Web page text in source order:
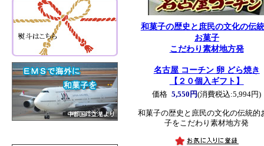
和菓子の歴史と庶民の文化の伝
お菓子
こだわり素材地方発
名古屋 コーチン 卵 どら焼き
【２０個入ギフト】
価格 5,550円(消費税込:5,994円)
和菓子の歴史と庶民の文化の伝統的
子をこだわり素材地方発